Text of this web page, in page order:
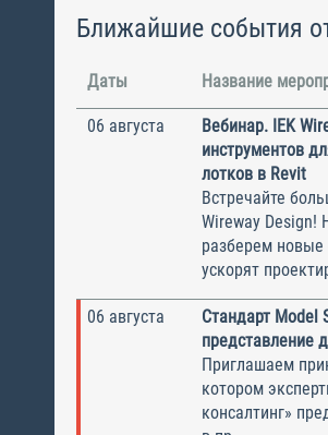
Ближайшие события
Даты Название
06 августа
Вебинар. IEK
инструментов
лотков в Revit
Встречайте
Wireway Design!
разберем
ускорят
06 августа
Стандарт Model
представление
Приглашаем
котором
консалтинг»